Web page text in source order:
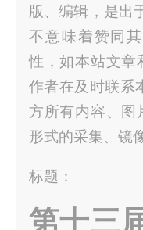
版、编辑，是出
不意味着赞同
性，如本站文章
作者在及时联系
方所有内容、图
形式的采集、镜
标题：
第十三